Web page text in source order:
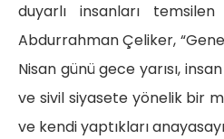
duyarlı insanları
Abdurrahman Çeliker,
Nisan günü gece yarısı,
ve sivil siyasete yönelik bir
ve kendi yaptıkları